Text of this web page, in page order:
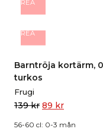
REA
REA
Barntröja kortärm,
turkos
Frugi
139kr 89 kr
56-60 cl: 0-3 mån